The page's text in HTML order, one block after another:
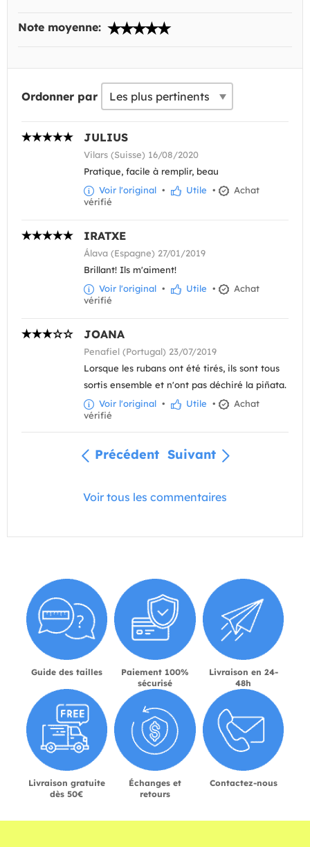
Note moyenne:
Ordonner par
JULIUS
Vilars (Suisse) 16/08/2020
Pratique, facile à remplir, beau
Voir l'original • Utile •
Achat
vérifié
IRATXE
Álava (Espagne) 27/01/2019
Brillant! Ils m'aiment!
Voir l'original • Utile •
Achat
vérifié
JOANA
Penafiel (Portugal) 23/07/2019
Lorsque les rubans ont été tirés, ils sont tous
sortis ensemble et n'ont pas déchiré la piñata.
Voir l'original • Utile •
Achat
vérifié
Précédent Suivant
Voir tous les commentaires
Guide des tailles
Paiement 100%
sécurisé
Livraison en 24-
48h
Livraison gratuite
dès 50€
Échanges et
retours
Contactez-nous